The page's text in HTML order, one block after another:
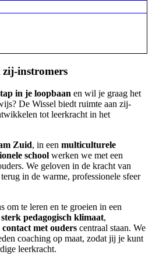
zij-instromers
in je loopbaan en wil je graag het
De Wissel biedt ruimte aan zij-
tot leerkracht in het
Zuid, in een multiculturele
school werken we met een
We geloven in de kracht van
in de warme, professionele sfeer
om te leren en te groeien in een
sterk pedagogisch klimaat,
contact met ouders centraal staan. We
coaching op maat, zodat jij je kunt
leerkracht.